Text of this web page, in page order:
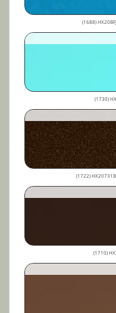
(1688)
(1730)
(1722)
(1710)